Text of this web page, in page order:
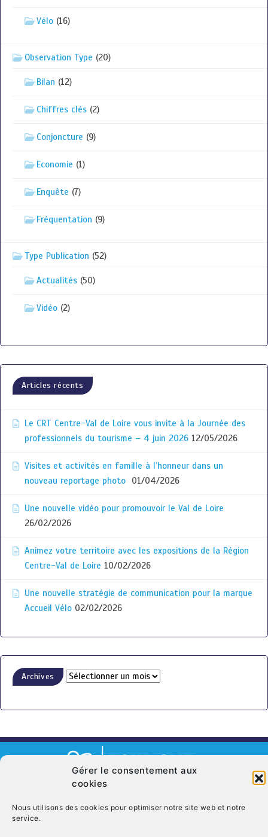
Gérer le consentement aux
cookies
Nous utilisons des cookies pour optimiser notre site web et notre
service.
Vélo (16)
Observation Type (20)
Bilan (12)
Chiffres clés (2)
Conjoncture (9)
Economie (1)
Enquête (7)
Fréquentation (9)
Type Publication (52)
Actualités (50)
Vidéo (2)
Articles récents
Le CRT Centre-Val de Loire vous invite à la Journée des
professionnels du tourisme – 4 juin 2026 12/05/2026
Visites et activités en famille à l’honneur dans un
nouveau reportage photo
01/04/2026
Une nouvelle vidéo pour promouvoir le Val de Loire
26/02/2026
Animez votre territoire avec les expositions de la Région
Centre-Val de Loire 10/02/2026
Une nouvelle stratégie de communication pour la marque
Accueil Vélo 02/02/2026
Archives
Qui sommes nous ? Mentions légales Politique de cookies (UE)